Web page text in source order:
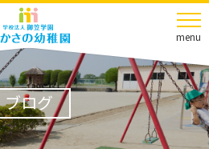
menu
ブログ